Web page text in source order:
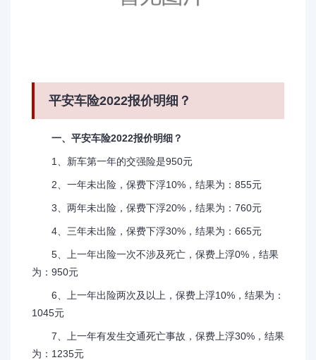
平安车险2022报价明细？
一、平安车险2022报价明细？
1、新车第一年的交强险是950元
2、一年未出险，保费下浮10%，结果为：855元
3、两年未出险，保费下浮20%，结果为：760元
4、三年未出险，保费下浮30%，结果为：665元
5、上一年出险一次不涉及死亡，保费上浮0%，结果
为：950元
6、上一年出险两次及以上，保费上浮10%，结果为：
1045元
7、上一年有发生交通死亡事故，保费上浮30%，结果
为：1235元